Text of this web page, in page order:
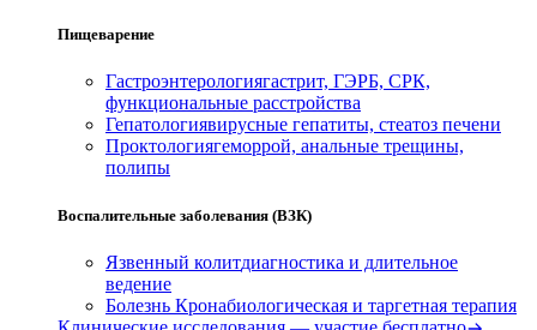
Пищеварение
Гастроэнтерологиягастрит, ГЭРБ, СРК,
функциональные расстройства
Гепатологиявирусные гепатиты, стеатоз печени
Проктологиягеморрой, анальные трещины,
полипы
Воспалительные заболевания (ВЗК)
Язвенный колитдиагностика и длительное
ведение
Болезнь Кронабиологическая и таргетная терапия